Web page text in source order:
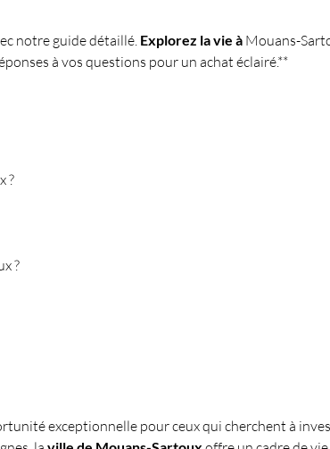
notre guide détaillé. Explorez la vie à Mouans-
à vos questions pour un achat éclairé.**
?
?
exceptionnelle pour ceux qui cherchent à